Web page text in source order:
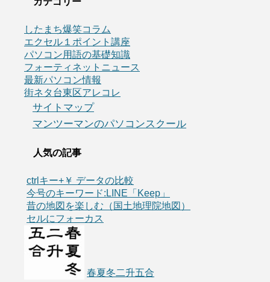
したまち爆笑コラム
エクセル１ポイント講座
パソコン用語の基礎知識
フォーティネットニュース
最新パソコン情報
街ネタ台東区アレコレ
サイトマップ
マンツーマンのパソコンスクール
人気の記事
ctrlキー+￥ データの比較
今号のキーワード:LINE「Keep」
昔の地図を楽しむ（国土地理院地図）
セルにフォーカス
春夏冬二升五合